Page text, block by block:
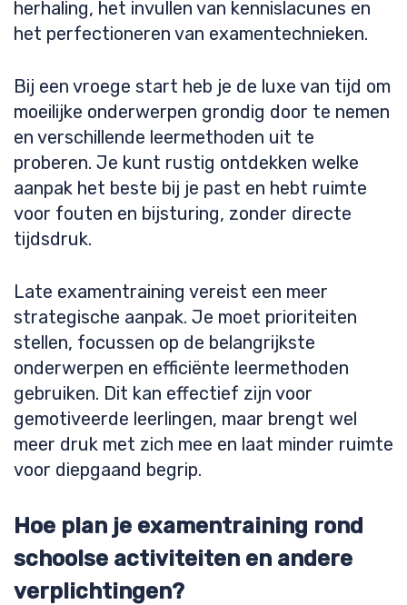
herhaling, het invullen van kennislacunes en
het perfectioneren van examentechnieken.
Bij een vroege start heb je de luxe van tijd om
moeilijke onderwerpen grondig door te nemen
en verschillende leermethoden uit te
proberen. Je kunt rustig ontdekken welke
aanpak het beste bij je past en hebt ruimte
voor fouten en bijsturing, zonder directe
tijdsdruk.
Late examentraining vereist een meer
strategische aanpak. Je moet prioriteiten
stellen, focussen op de belangrijkste
onderwerpen en efficiënte leermethoden
gebruiken. Dit kan effectief zijn voor
gemotiveerde leerlingen, maar brengt wel
meer druk met zich mee en laat minder ruimte
voor diepgaand begrip.
Hoe plan je examentraining rond
schoolse activiteiten en andere
verplichtingen?